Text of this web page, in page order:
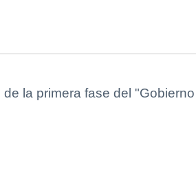
la primera fase del "Gobierno